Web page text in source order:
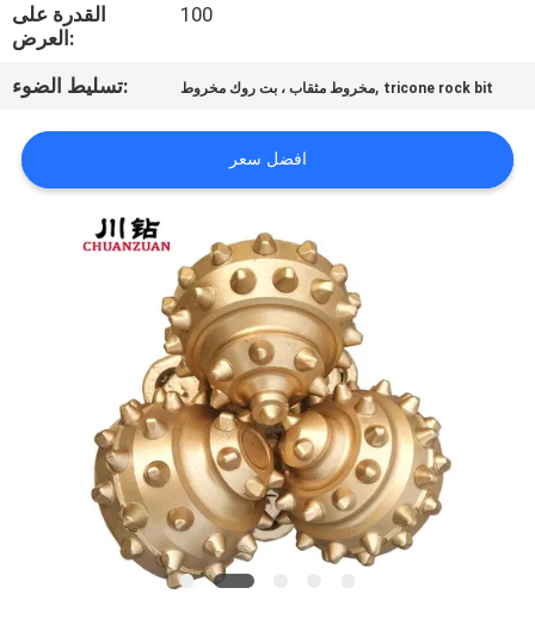
اتصل
بنا
اطلب
اقتباس
القدرة على
العرض:
100
تسليط الضوء: مخروط مثقاب ، بت روك مخروط, tricone rock bit
افضل سعر